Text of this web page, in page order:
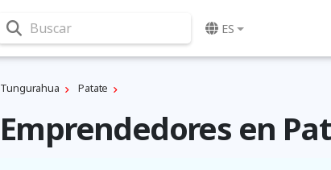
Buscar ES
Tungurahua Patate
Emprendedores en